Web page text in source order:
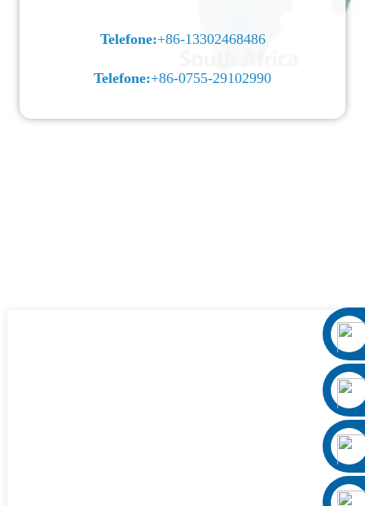
Telefone:+86-13302468486
Telefone:+86-0755-29102990